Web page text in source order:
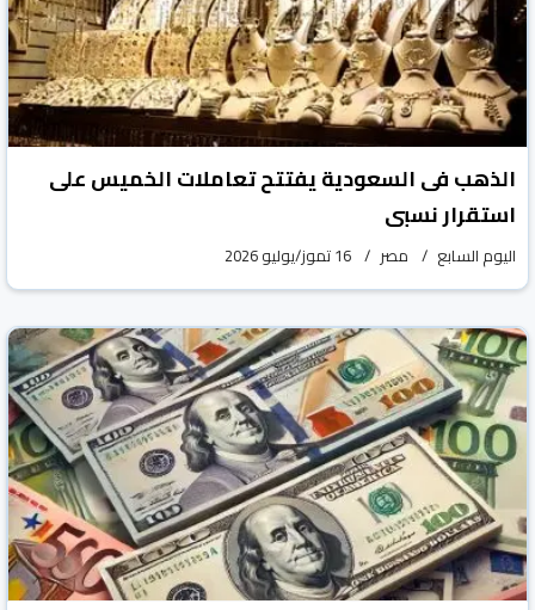
الذهب فى السعودية يفتتح تعاملات الخميس على
استقرار نسبى
اليوم السابع مصر 16 تموز/يوليو 2026